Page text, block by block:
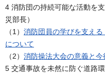
4 消防団の持続可能な活動を
災部長）
（1） 消防団員の学びを支え
について
（2） 消防操法大会の意義と
5 交通事故を未然に防ぐ道路